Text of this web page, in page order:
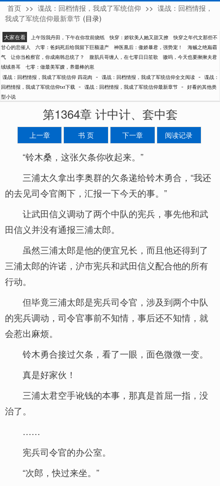
四花肉
首页 >> 谍战：回档情报，我成了军统信仰 >> 谍战：回档情报，
我成了军统信仰最新章节 (目录)
大家在看 上午毁我丹田，下午在你坟前烧纸 快穿：娇软美人她又甜又撩
快穿之年代文那些不
甘心的悲催人
六零：爸妈死后给我留下巨额遗产 神医凰后：傲娇暴君，强势宠！
海贼之绝巅霸
气
让你当检察官，你成南韩总统了？ 腹肌兵哥缠人，在七零日日笙歌
嗷呜，今天也要揪揪夫君
绒绒兽耳
七零：做最美军嫂，养最棒的崽
谍战：回档情报，我成了军统信仰 四花肉 - 谍战：回档情报，我成了军统信仰全文阅读 - 谍战：
回档情报，我成了军统信仰txt下载 - 谍战：回档情报，我成了军统信仰最新章节 - 好看的其他类
型小说
第1364章 计中计、套中套
上一章 书 页 下一章 阅读记录
“铃木桑，这张欠条你收起来。”
三浦太久拿出李奥群的欠条递给铃木勇合，“我还
的去见司令官阁下，汇报一下今天的事。”
让武田信义调动了两个中队的宪兵，事先他和武
田信义并没有通报三浦太郎。
虽然三浦太郎是他的便宜兄长，而且他还得到了
三浦太郎的许诺，沪市宪兵和武田信义配合他的所有
行动。
但毕竟三浦太郎是宪兵司令官，涉及到两个中队
的宪兵调动，司令官事前不知情，事后还不知情，就
会惹出麻烦。
铃木勇合接过欠条，看了一眼，面色微微一变。
真是好家伙！
三浦太君空手讹钱的本事，那真是首屈一指，没
治了。
……
宪兵司令官的办公室。
“次郎，快过来坐。”